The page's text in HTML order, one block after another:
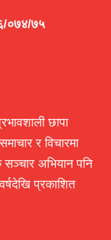
०७४/७५
छापा
र विचारमा
अभियान पनि
प्रकाशित